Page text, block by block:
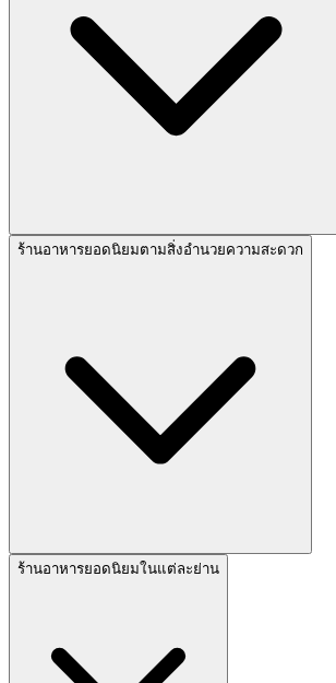
ร้านอาหารยอดนิยมตามสิ่งอำนวยความสะดวก
ร้านอาหารยอดนิยมในแต่ละย่าน